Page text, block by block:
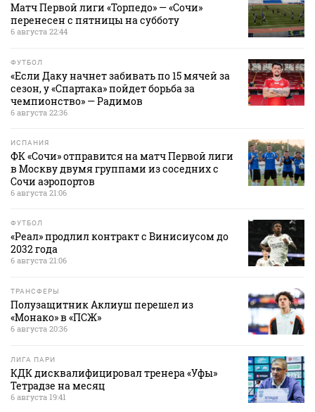
Матч Первой лиги «Торпедо» — «Сочи»
перенесен с пятницы на субботу
6 августа 22:44
ФУТБОЛ
«Если Даку начнет забивать по 15 мячей за
сезон, у «Спартака» пойдет борьба за
чемпионство» — Радимов
6 августа 22:36
ИСПАНИЯ
ФК «Сочи» отправится на матч Первой лиги
в Москву двумя группами из соседних с
Сочи аэропортов
6 августа 21:06
ФУТБОЛ
«Реал» продлил контракт с Винисиусом до
2032 года
6 августа 21:06
ТРАНСФЕРЫ
Полузащитник Аклиуш перешел из
«Монако» в «ПСЖ»
6 августа 20:36
ЛИГА ПАРИ
КДК дисквалифицировал тренера «Уфы»
Тетрадзе на месяц
6 августа 19:41